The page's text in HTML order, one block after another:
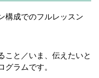
構成でのフルレッスン
こと／いま、伝えたいと
ラムです。